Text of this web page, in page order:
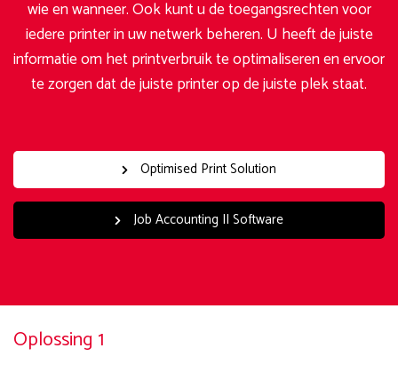
wie en wanneer. Ook kunt u de toegangsrechten voor
iedere printer in uw netwerk beheren. U heeft de juiste
informatie om het printverbruik te optimaliseren en ervoor
te zorgen dat de juiste printer op de juiste plek staat.
Optimised Print Solution
Job Accounting II Software
Oplossing 1